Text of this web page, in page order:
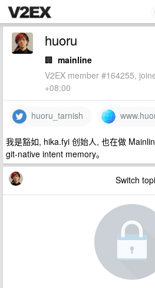
huoru
🏢 mainline
V2EX member #164255,
+08:00
huoru_tarnish
我是豁如, hika.fyi 创始人, 也在做
git-native intent memory。
Switch